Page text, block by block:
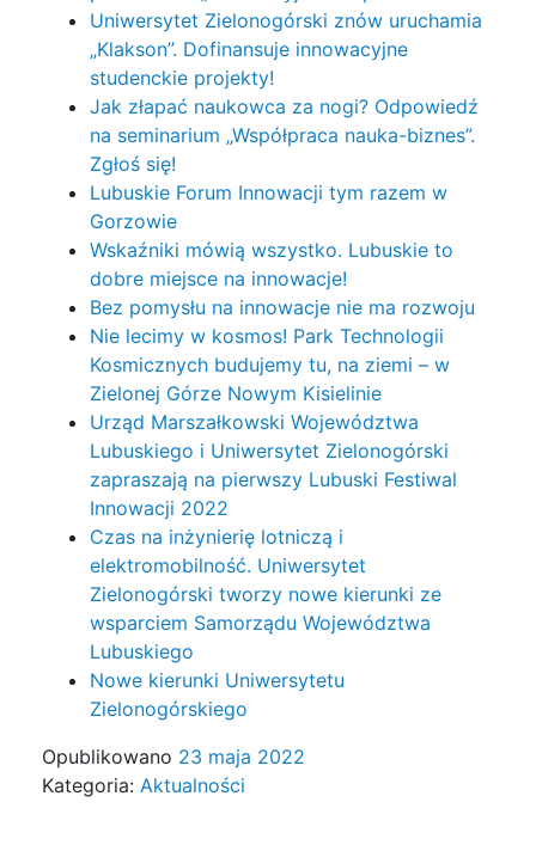
Uniwersytet Zielonogórski znów uruchamia
„Klakson”. Dofinansuje innowacyjne
studenckie projekty!
Jak złapać naukowca za nogi? Odpowiedź
na seminarium „Współpraca nauka-biznes”.
Zgłoś się!
Lubuskie Forum Innowacji tym razem w
Gorzowie
Wskaźniki mówią wszystko. Lubuskie to
dobre miejsce na innowacje!
Bez pomysłu na innowacje nie ma rozwoju
Nie lecimy w kosmos! Park Technologii
Kosmicznych budujemy tu, na ziemi – w
Zielonej Górze Nowym Kisielinie
Urząd Marszałkowski Województwa
Lubuskiego i Uniwersytet Zielonogórski
zapraszają na pierwszy Lubuski Festiwal
Innowacji 2022
Czas na inżynierię lotniczą i
elektromobilność. Uniwersytet
Zielonogórski tworzy nowe kierunki ze
wsparciem Samorządu Województwa
Lubuskiego
Nowe kierunki Uniwersytetu
Zielonogórskiego
Opublikowano 23 maja 2022
Kategoria: Aktualności